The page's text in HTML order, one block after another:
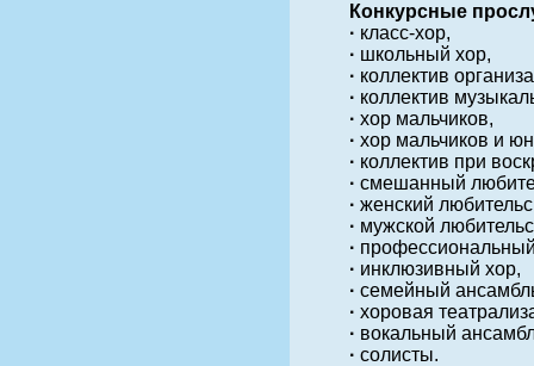
Конкурсные
· класс-хор,
· школьный хор,
· коллектив
· коллектив
· хор мальчиков,
· хор мальчиков и
· коллектив при
· смешанный
· женский
· мужской
·
· инклюзивный хор,
· семейный
· хоровая
· вокальный
· солисты.